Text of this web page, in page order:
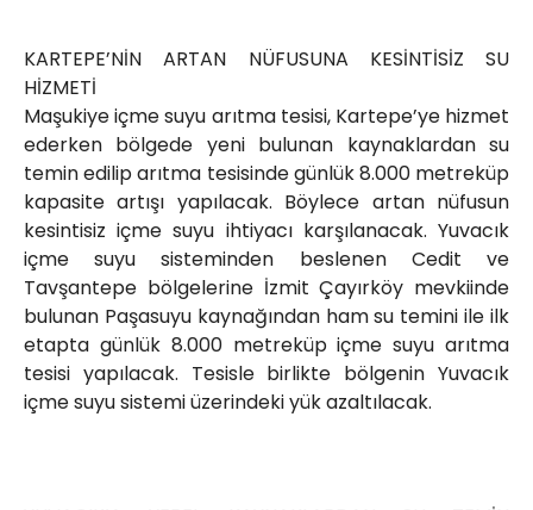
KARTEPE’NİN ARTAN NÜFUSUNA KESİNTİSİZ SU
HİZMETİ
Maşukiye içme suyu arıtma tesisi, Kartepe’ye hizmet
ederken bölgede yeni bulunan kaynaklardan su
temin edilip arıtma tesisinde günlük 8.000 metreküp
kapasite artışı yapılacak. Böylece artan nüfusun
kesintisiz içme suyu ihtiyacı karşılanacak. Yuvacık
içme suyu sisteminden beslenen Cedit ve
Tavşantepe bölgelerine İzmit Çayırköy mevkiinde
bulunan Paşasuyu kaynağından ham su temini ile ilk
etapta günlük 8.000 metreküp içme suyu arıtma
tesisi yapılacak. Tesisle birlikte bölgenin Yuvacık
içme suyu sistemi üzerindeki yük azaltılacak.